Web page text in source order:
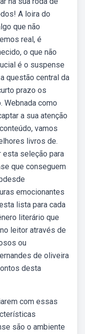
A loira do
que não
real, é
o que não
é o suspense
questão central da
prazo os
Webnada como
a sua atenção
vamos
livros de.
seleção para
que conseguem
emocionantes
lista para cada
literário que
leitor através de
ou
de oliveira
desta
com essas
são o ambiente